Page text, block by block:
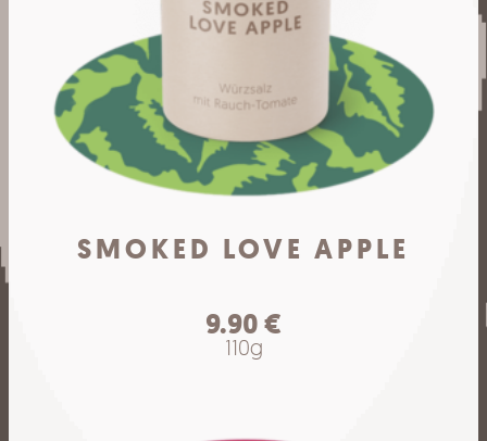
SMOKED LOVE APPLE
9.90€
110g